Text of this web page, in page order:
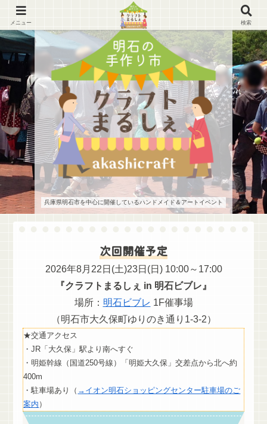
兵庫県明石市を中心に開催しているハンドメイド＆アートイベント
次回開催予定
2026年8月22日(土)23日(日) 10:00～17:00
『クラフトまるしぇ in 明石ビブレ』
場所： 明石ビブレ 1F催事場
（明石市大久保町ゆりのき通り1-3-2）
★交通アクセス
・JR「大久保」駅より南へすぐ
・明姫幹線（国道250号線）「明姫大久保」交差点から北へ約
400m
・駐車場あり（ →イオン明石ショッピングセンター駐車場のご
案内 ）
メニュー 検索